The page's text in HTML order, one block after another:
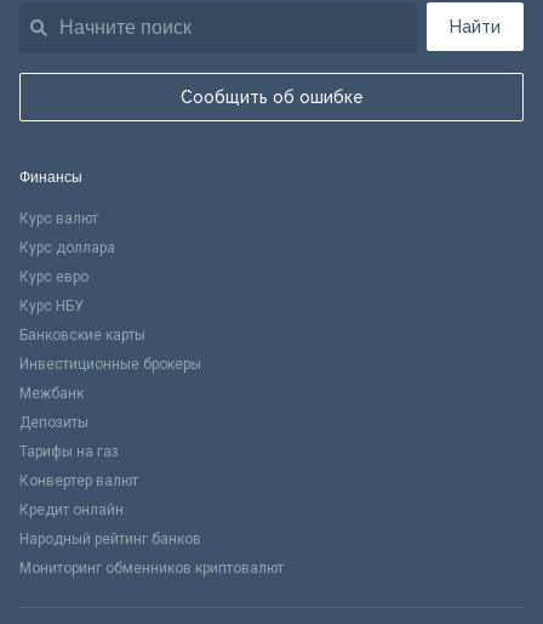
Найти
Сообщить об ошибке
Финансы
Курс валют
Курс доллара
Курс евро
Курс НБУ
Банковские карты
Инвестиционные брокеры
Межбанк
Депозиты
Тарифы на газ
Конвертер валют
Кредит онлайн
Народный рейтинг банков
Мониторинг обменников криптовалют